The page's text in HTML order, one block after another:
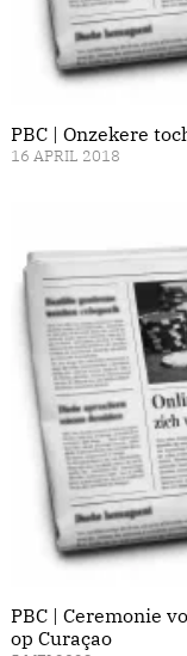
PBC | Onzekere
16 APRIL 2018
PBC | Ceremonie
op Curaçao